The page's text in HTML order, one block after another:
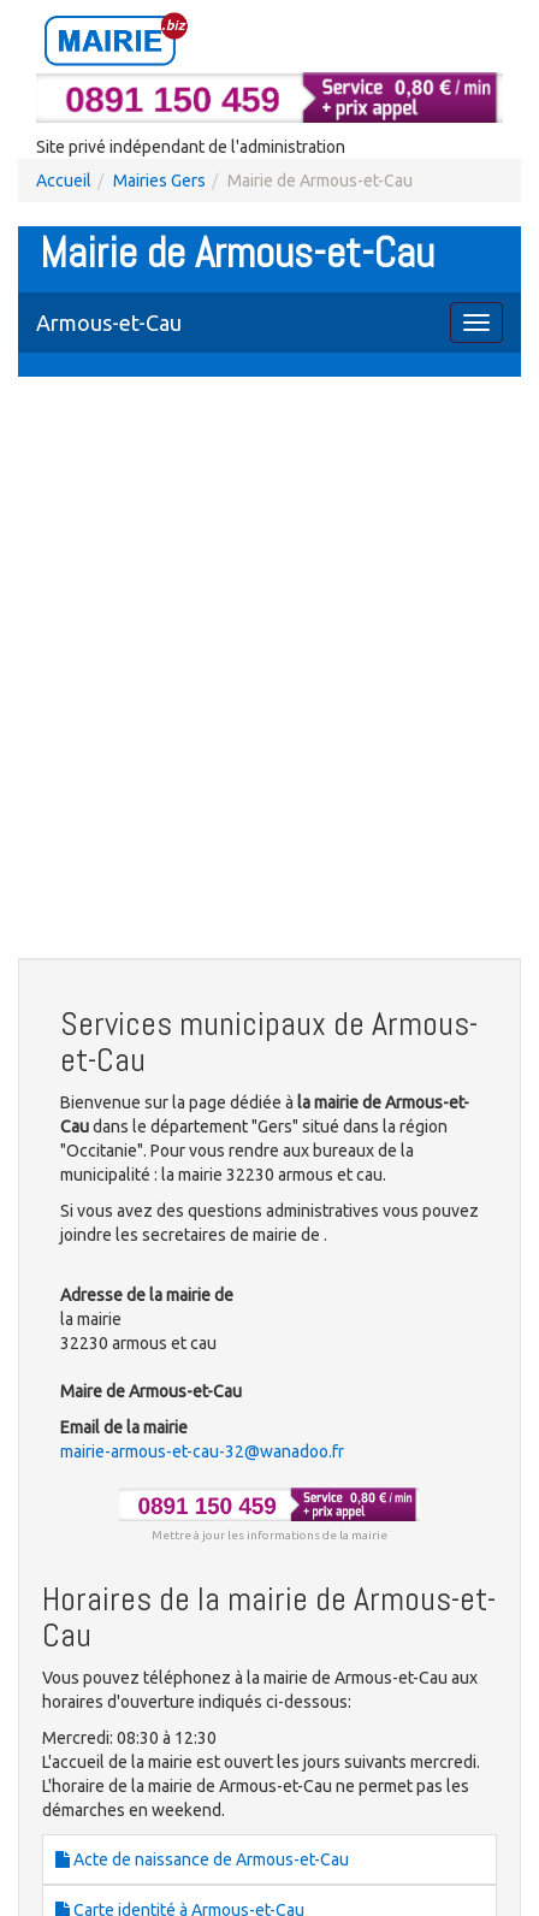
Site privé indépendant de l'administration
Accueil
Mairies Gers Mairie de Armous-et-Cau
Mairie de Armous-et-Cau
Toggle
Armous-et-Cau
Services municipaux de Armous-
et-Cau
Bienvenue sur la page dédiée à la mairie de Armous-et-
Caudans le département "Gers" situé dans la région
"Occitanie". Pour vous rendre aux bureaux de la
municipalité : la mairie 32230 armous et cau.
Si vous avez des questions administratives vous pouvez
joindre les secretaires de mairie de .
Adresse de la mairie de
la mairie
32230 armous et cau
Maire de Armous-et-Cau
Email de la mairie
mairie-armous-et-cau-32@wanadoo.fr
Mettre à jour les informations de la mairie
Horaires de la mairie de Armous-et-
Cau
Vous pouvez téléphonez à la mairie de Armous-et-Cau aux
horaires d'ouverture indiqués ci-dessous:
Mercredi: 08:30 à 12:30
L'accueil de la mairie est ouvert les jours suivants mercredi.
L'horaire de la mairie de Armous-et-Cau ne permet pas les
démarches en weekend.
Acte de naissance de Armous-et-Cau
Carte identité à Armous-et-Cau